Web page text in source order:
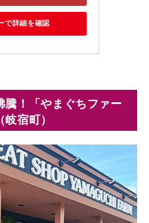
で詳細を確認
！「やまぐちファー
宿町）